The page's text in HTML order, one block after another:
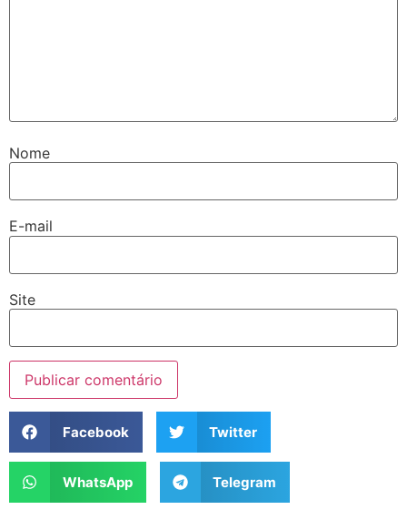
Nome
E-mail
Site
Facebook Twitter
WhatsApp Telegram